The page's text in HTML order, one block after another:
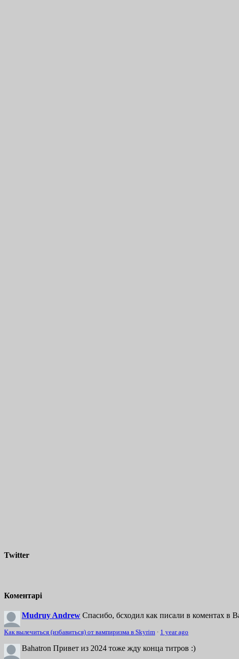
Twitter
Коментарі
Mudruy Andrew Спасибо, бсходил как писали в коментах в
Как вылечиться (избавиться) от вампиризма в Skyrim · 1 year ago
Bahatron Привет из 2024 тоже жду конца титров :)